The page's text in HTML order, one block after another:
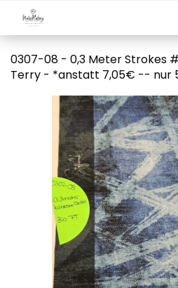
0307-08 - 0,3 Meter Strokes
Terry - *anstatt 7,05€ -- nur